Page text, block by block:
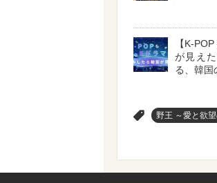
【K-
が見え
る、韓国
野王 ～愛と欲